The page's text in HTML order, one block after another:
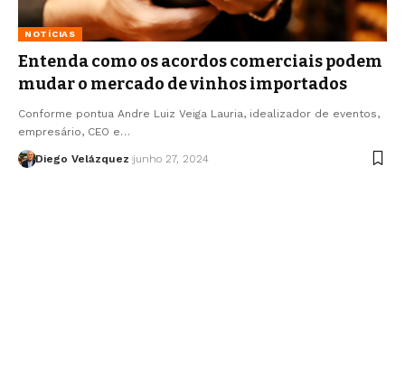
NOTÍCIAS
Entenda como os acordos comerciais podem
mudar o mercado de vinhos importados
Conforme pontua Andre Luiz Veiga Lauria, idealizador de eventos,
empresário, CEO e…
Diego Velázquez junho 27, 2024